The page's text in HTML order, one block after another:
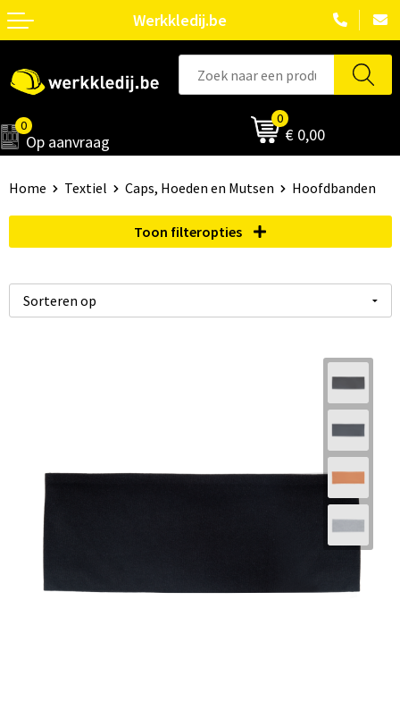
Werkkledij.be
0
Op aanvraag
0
€ 0,00
Home Textiel Caps, Hoeden en Mutsen Hoofdbanden
Toon filteropties